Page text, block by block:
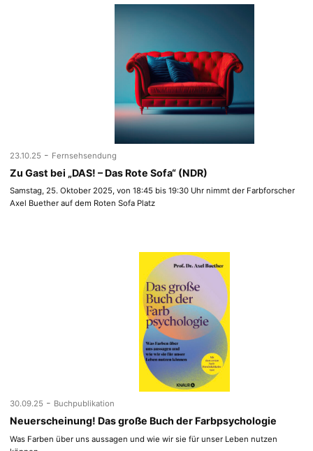
23.10.25 - Fernsehsendung
Zu Gast bei „DAS! – Das Rote Sofa“ (NDR)
Samstag, 25. Oktober 2025, von 18:45 bis 19:30 Uhr nimmt der Farbforscher
Axel Buether auf dem Roten Sofa Platz
30.09.25 - Buchpublikation
Neuerscheinung! Das große Buch der Farbpsychologie
Was Farben über uns aussagen und wie wir sie für unser Leben nutzen